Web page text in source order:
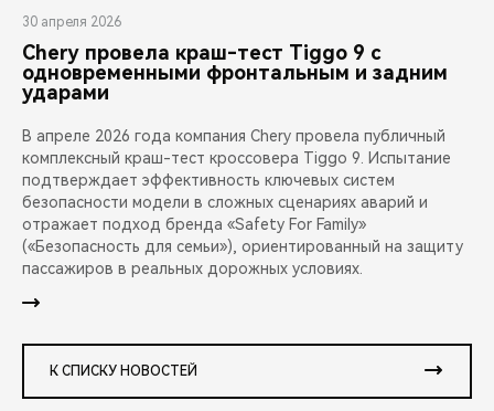
30 апреля 2026
Chery провела краш-тест Tiggo 9 с
одновременными фронтальным и задним
ударами
В апреле 2026 года компания Chery провела публичный
комплексный краш-тест кроссовера Tiggo 9. Испытание
подтверждает эффективность ключевых систем
безопасности модели в сложных сценариях аварий и
отражает подход бренда «Safety For Family»
(«Безопасность для семьи»), ориентированный на защиту
пассажиров в реальных дорожных условиях.
К СПИСКУ НОВОСТЕЙ